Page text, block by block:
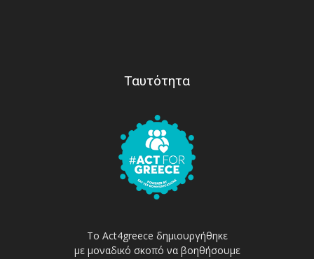
Ταυτότητα
Το Act4greece δημιουργήθηκε
με μοναδικό σκοπό να βοηθήσουμε